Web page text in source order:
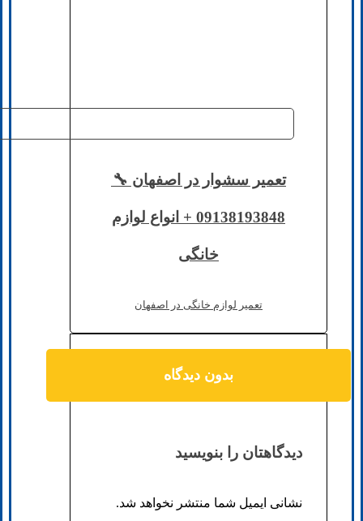
تعمیر سشوار در اصفهان 🔧
09138193848 + انواع لوازم
خانگی
تعمیر لوازم خانگی در اصفهان
بدون دیدگاه
دیدگاهتان را بنویسید
نشانی ایمیل شما منتشر نخواهد شد.